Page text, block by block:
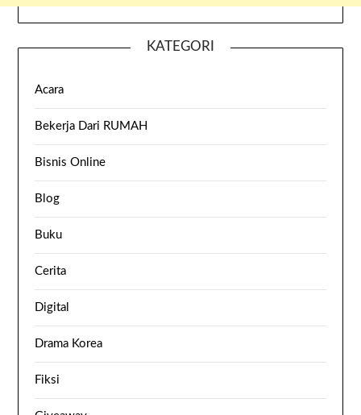
KATEGORI
Acara
Bekerja Dari RUMAH
Bisnis Online
Blog
Buku
Cerita
Digital
Drama Korea
Fiksi